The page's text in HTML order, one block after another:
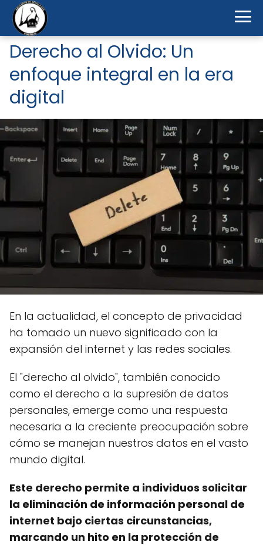
Derecho al Olvido: Un
enfoque integral en la era
digital
En la actualidad, el concepto de privacidad
ha tomado un nuevo significado con la
expansión del internet y las redes sociales.
El "derecho al olvido", también conocido
como el derecho a la supresión de datos
personales, emerge como una respuesta
necesaria a la creciente preocupación sobre
cómo se manejan nuestros datos en el vasto
mundo digital.
Este derecho permite a individuos solicitar
la eliminación de información personal de
internet bajo ciertas circunstancias,
marcando un hito en la protección de